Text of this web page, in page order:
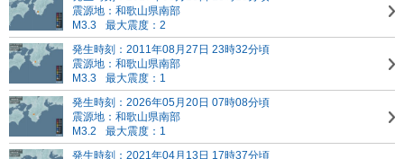
震源地：和歌山県南部
M3.3
最大震度：2
発生時刻：2011年08月27日 23時32分頃
震源地：和歌山県南部
M3.3
最大震度：1
発生時刻：2026年05月20日 07時08分頃
震源地：和歌山県南部
M3.2
最大震度：1
発生時刻：2021年04月13日 17時37分頃